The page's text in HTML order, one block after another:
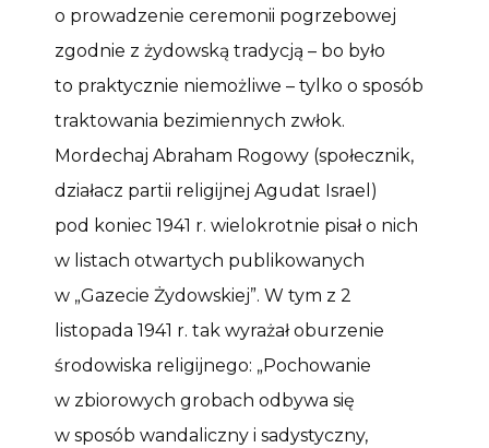
o prowadzenie ceremonii pogrzebowej
zgodnie z żydowską tradycją – bo było
to praktycznie niemożliwe – tylko o sposób
traktowania bezimiennych zwłok.
Mordechaj Abraham Rogowy (społecznik,
działacz partii religijnej Agudat Israel)
pod koniec 1941 r. wielokrotnie pisał o nich
w listach otwartych publikowanych
w „Gazecie Żydowskiej”. W tym z 2
listopada 1941 r. tak wyrażał oburzenie
środowiska religijnego: „Pochowanie
w zbiorowych grobach odbywa się
w sposób wandaliczny i sadystyczny,